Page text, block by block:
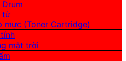
Drum
từ
mực (Toner Cartridge)
mặt trời